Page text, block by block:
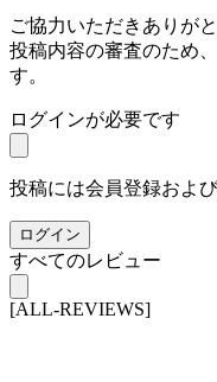
ご協力いただきありが
投稿内容の審査のため
す。
ログインが必要です
投稿には会員登録およ
ログイン
すべてのレビュー
[ALL-REVIEWS]